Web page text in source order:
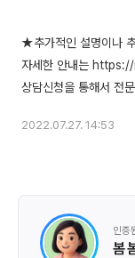
★추가적인 설명이나
자세한 안내는
2022.07.27. 14:53
인증
봄